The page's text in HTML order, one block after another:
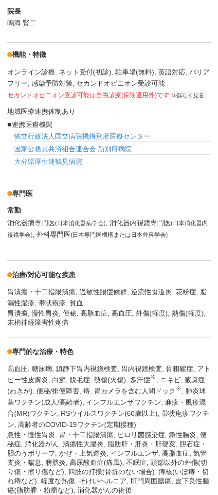
院長
鳴海 賢二
機能・特徴
オンライン診療 ネット受付(初診) 駐車場(無料) 英語対応 バリア
フリー 感染予防対策 セカンドオピニオン受診可能
セカンドオピニオン受診可能は自由診療(保険適用外)です 詳しく見る
地域医療連携体制あり
連携医療機関
独立行政法人国立病院機構別府医療センター
国家公務員共済組合連合会 新別府病院
大分県厚生連鶴見病院
専門医
常勤
消化器病専門医(日本消化器病学会) 消化器内視鏡専門医(日本消化器内
視鏡学会) 外科専門医(日本専門医機構または日本外科学会)
治療/対応可能な疾患
胃潰瘍・十二指腸潰瘍 過敏性腸症候群 逆流性食道炎 花粉症
脂
漏性湿疹 帯状疱疹 貧血
胃潰瘍, 慢性胃炎, 便秘, 高脂血症, 高血圧, 外傷(軽度), 熱傷(軽度),
末梢神経障害性疼痛
専門的な治療・特色
高血圧 糖尿病 鎮静下胃内視鏡検査 胃内視鏡検査 骨粗鬆症
アト
ピー性皮膚炎
白癬 脱毛症 熱傷(火傷) 多汗症※ ニキビ 腋臭症
(わきが) 便秘/排便障害 痔 胃カメラを含む人間ドック ※
肺炎球
菌ワクチン(成人/高齢者)
インフルエンザワクチン
麻疹・風疹混
合(MR)ワクチン
RSウイルスワクチン(60歳以上) 帯状疱疹ワクチ
ン 高齢者のCOVID-19ワクチン(定期接種)
急性・慢性胃炎, 胃・十二指腸潰瘍, ピロリ菌感染症, 急性腸炎, 便
秘症, 消化器がん, 潰瘍性大腸炎, 脂肪肝・肝炎・肝硬変, 胆石症・
胆のうポリープ, かぜ・上気道炎, インフルエンザ, 高脂血症, 気管
支炎・喘息, 膀胱炎, 高尿酸血症(痛風), 不眠症, 頭部以外の外傷(切
り傷・擦り傷など), 四肢の打撲(骨折のない場合), 痔核(いぼ痔・切
れ痔など), 軽度な熱傷, そけいヘルニア, 肛門周囲膿瘍, 皮下良性腫
瘍(脂肪腫・粉瘤など), 消化器がんの術後